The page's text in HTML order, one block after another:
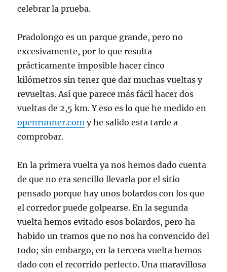
celebrar la prueba.
Pradolongo es un parque grande, pero no
excesivamente, por lo que resulta
prácticamente imposible hacer cinco
kilómetros sin tener que dar muchas vueltas y
revueltas. Así que parece más fácil hacer dos
vueltas de 2,5 km. Y eso es lo que he medido en
openrunner.com y he salido esta tarde a
comprobar.
En la primera vuelta ya nos hemos dado cuenta
de que no era sencillo llevarla por el sitio
pensado porque hay unos bolardos con los que
el corredor puede golpearse. En la segunda
vuelta hemos evitado esos bolardos, pero ha
habido un tramos que no nos ha convencido del
todo; sin embargo, en la tercera vuelta hemos
dado con el recorrido perfecto. Una maravillosa